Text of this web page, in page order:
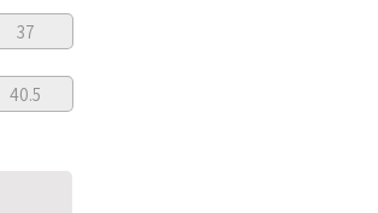
37
40.5